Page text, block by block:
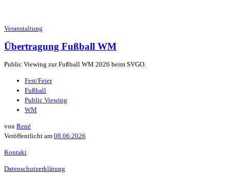
Veranstaltung
Übertragung Fußball WM
Public Viewing zur Fußball WM 2026 beim SVGO.
Fest/Feier
Fußball
Public Viewing
WM
von René
Veröffentlicht am 08.06.2026
Kontakt
Datenschutzerklärung